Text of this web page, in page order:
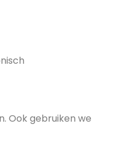
Ook gebruiken we